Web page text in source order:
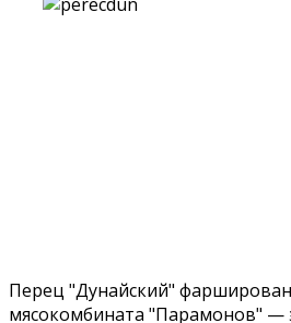
Перец "Дунайский"
мясокомбината "Парамонов" —